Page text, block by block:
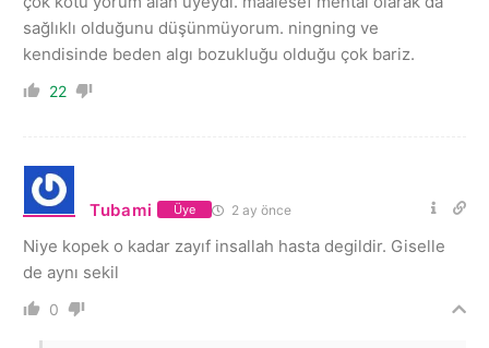
sağlıklı olduğunu düşünmüyorum. ningning ve
kendisinde beden algı bozukluğu olduğu çok bariz.
22
Tubami Üye 2 ay önce
Niye kopek o kadar zayıf insallah hasta degildir. Giselle
de aynı sekil
0